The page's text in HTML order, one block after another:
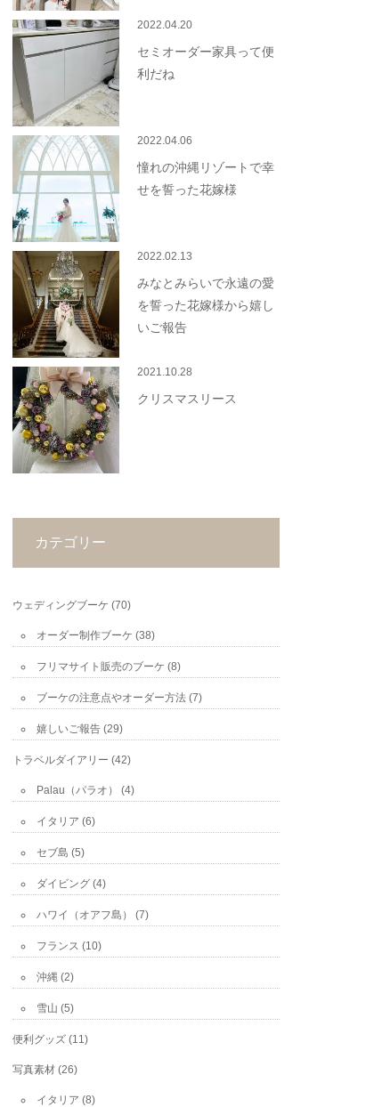
2022.04.20
セミオーダー家具って便
利だね
2022.04.06
憧れの沖縄リゾートで幸
せを誓った花嫁様
2022.02.13
みなとみらいで永遠の愛
を誓った花嫁様から嬉し
いご報告
2021.10.28
クリスマスリース
カテゴリー
ウェディングブーケ (70)
オーダー制作ブーケ (38)
フリマサイト販売のブーケ (8)
ブーケの注意点やオーダー方法 (7)
嬉しいご報告 (29)
トラベルダイアリー (42)
Palau（パラオ） (4)
イタリア (6)
セブ島 (5)
ダイビング (4)
ハワイ（オアフ島） (7)
フランス (10)
沖縄 (2)
雪山 (5)
便利グッズ (11)
写真素材 (26)
イタリア (8)